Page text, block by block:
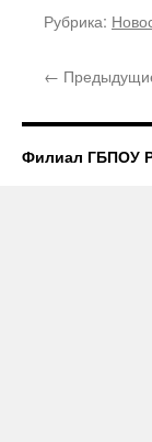
Рубрика:
←
Филиал ГБПОУ